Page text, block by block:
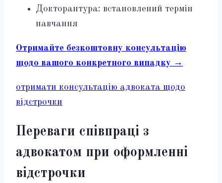
Докторантура: встановлений термін
навчання
Отримайте безкоштовну консультацію
щодо вашого конкретного випадку →
отримати консультацію адвоката щодо
відстрочки
Переваги співпраці з
адвокатом при оформленні
відстрочки